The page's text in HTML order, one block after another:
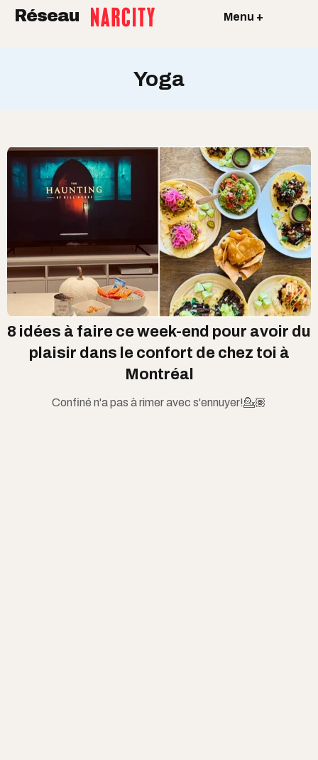
Réseau Menu +
Yoga
8 idées à faire ce week-end pour avoir du
plaisir dans le confort de chez toi à
Montréal
Confiné n'a pas à rimer avec s'ennuyer!💁🏽